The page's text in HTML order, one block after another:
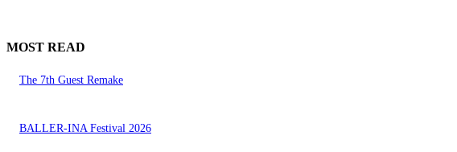
MOST READ
The 7th Guest Remake
BALLER-INA Festival 2026